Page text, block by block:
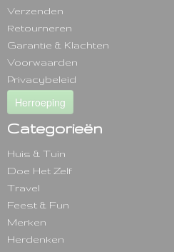
Verzenden
Retourneren
Garantie & Klachten
Voorwaarden
Privacybeleid
Herroeping
Categorieën
Huis & Tuin
Doe Het Zelf
Travel
Feest & Fun
Merken
Herdenken